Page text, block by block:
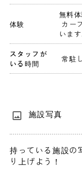
体験
無料
います
スタッフが
いる時間
常駐
施設写真
持っている施設の
り上げよう！